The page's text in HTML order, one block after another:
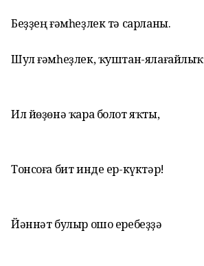
Беҙҙең ғәмһеҙлек тә сарланы.
Шул ғәмһеҙлек, ҡуштан-ялағайлыҡ
Ил йөҙөнә ҡара болот яҡты,
Тонсоға бит инде ер-күктәр!
Йәннәт булыр ошо еребеҙҙә